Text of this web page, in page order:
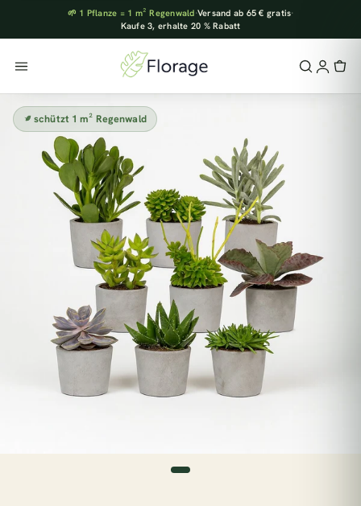
🌱 1 Pflanze = 1 m² Regenwald·Versand ab 65 € gratis·
Kaufe 3, erhalte 20 % Rabatt
schützt 1 m² Regenwald